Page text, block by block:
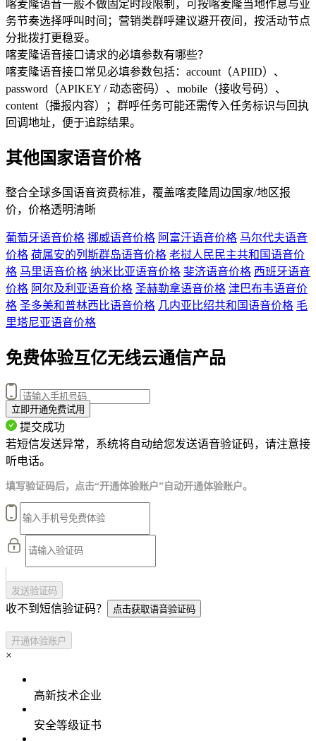
喀麦隆语音一般不做固定时段限制，可按喀麦隆当地作息与业
务节奏选择呼叫时间；营销类群呼建议避开夜间，按活动节点
分批拨打更稳妥。
喀麦隆语音接口请求的必填参数有哪些？
喀麦隆语音接口常见必填参数包括：account（APIID）、
password（APIKEY / 动态密码）、mobile（接收号码）、
content（播报内容）；群呼任务可能还需传入任务标识与回执
回调地址，便于追踪结果。
其他国家语音价格
整合全球多国语音资费标准，覆盖喀麦隆周边国家/地区报
价，价格透明清晰
葡萄牙语音价格 挪威语音价格 阿富汗语音价格 马尔代夫语音
价格 荷属安的列斯群岛语音价格 老挝人民民主共和国语音价
格 马里语音价格 纳米比亚语音价格 斐济语音价格 西班牙语音
价格 阿尔及利亚语音价格 圣赫勒拿语音价格 津巴布韦语音价
格 圣多美和普林西比语音价格 几内亚比绍共和国语音价格 毛
里塔尼亚语音价格
免费体验互亿无线云通信产品
立即开通免费试用
提交成功
若短信发送异常，系统将自动给您发送语音验证码，请注意接
听电话。
填写验证码后，点击“开通体验账户”自动开通体验账户。
发送验证码
收不到短信验证码？ 点击获取语音验证码
开通体验账户
×
高新技术企业
安全等级证书